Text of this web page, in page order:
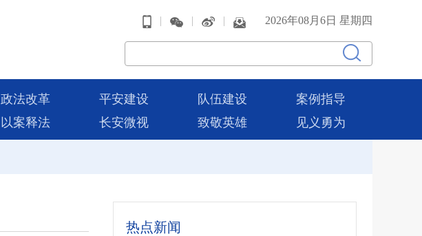
| | | 2026年08月6日 星期四
政法改革 平安建设 队伍建设
案例指导
以案释法 长安微视 致敬英雄 见义勇为
热点新闻